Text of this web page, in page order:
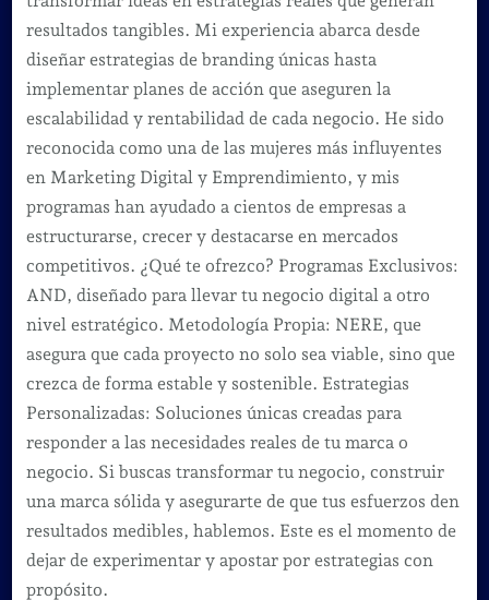
resultados tangibles. Mi experiencia abarca desde
diseñar estrategias de branding únicas hasta
implementar planes de acción que aseguren la
escalabilidad y rentabilidad de cada negocio. He sido
reconocida como una de las mujeres más influyentes
en Marketing Digital y Emprendimiento, y mis
programas han ayudado a cientos de empresas a
estructurarse, crecer y destacarse en mercados
competitivos. ¿Qué te ofrezco? Programas Exclusivos:
AND, diseñado para llevar tu negocio digital a otro
nivel estratégico. Metodología Propia: NERE, que
asegura que cada proyecto no solo sea viable, sino que
crezca de forma estable y sostenible. Estrategias
Personalizadas: Soluciones únicas creadas para
responder a las necesidades reales de tu marca o
negocio. Si buscas transformar tu negocio, construir
una marca sólida y asegurarte de que tus esfuerzos den
resultados medibles, hablemos. Este es el momento de
dejar de experimentar y apostar por estrategias con
propósito.